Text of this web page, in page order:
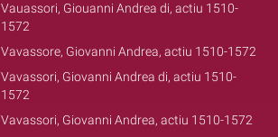
Vauassori, Giouanni Andrea di, actiu 1510-
1572
Vavassore, Giovanni Andrea, actiu 1510-1572
Vavassori, Giovanni Andrea di, actiu 1510-
1572
Vavassori, Giovanni Andrea, actiu 1510-1572